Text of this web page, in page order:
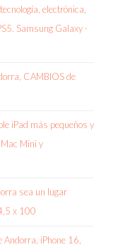
electrónica,
Samsung Galaxy ·
CAMBIOS de
iPad más pequeños y
Mini y
sea un lugar
x 100
iPhone 16,